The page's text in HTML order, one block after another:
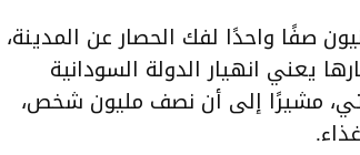
صفًا واحدًا لفك الحصار عن المدينة،
يعني انهيار الدولة السودانية
مشيرًا إلى أن نصف مليون شخص،